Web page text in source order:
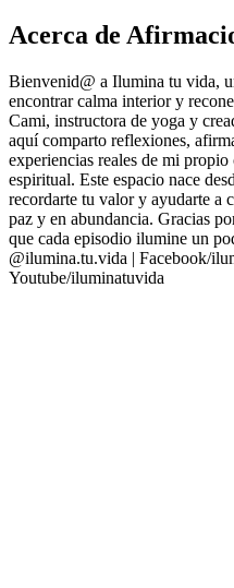
Acerca de
Bienvenid@ a Ilumina tu vida,
encontrar calma interior y
Cami, instructora de yoga y
aquí comparto reflexiones,
experiencias reales de mi
espiritual. Este espacio nace
recordarte tu valor y ayudarte a
paz y en abundancia. Gracias
que cada episodio ilumine un
@ilumina.tu.vida | Facebook/
Youtube/iluminatuvida